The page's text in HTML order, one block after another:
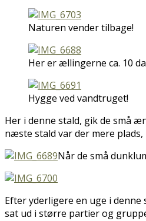
Naturen vender tilbage!
Her er ællingerne ca. 10
Hygge ved vandtruget!
Her i denne stald, gik de små
næste stald var der mere
Når de små
Efter yderligere en uge i
sat ud i større partier og